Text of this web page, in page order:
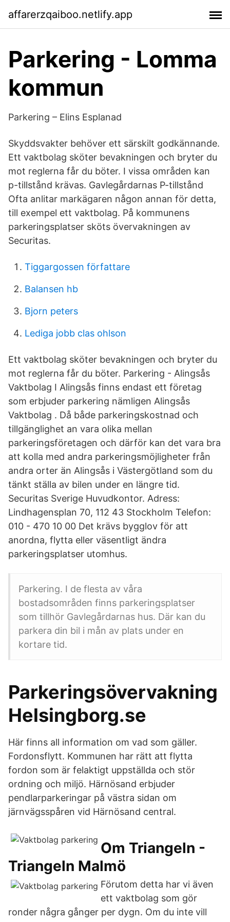
affarerzqaiboo.netlify.app
Parkering - Lomma
kommun
Parkering – Elins Esplanad
Skyddsvakter behöver ett särskilt godkännande.
Ett vaktbolag sköter bevakningen och bryter du
mot reglerna får du böter. I vissa områden kan
p-tillstånd krävas. Gavlegårdarnas P-tillstånd
Ofta anlitar markägaren någon annan för detta,
till exempel ett vaktbolag. På kommunens
parkeringsplatser sköts övervakningen av
Securitas.
Tiggargossen författare
Balansen hb
Bjorn peters
Lediga jobb clas ohlson
Ett vaktbolag sköter bevakningen och bryter du
mot reglerna får du böter. Parkering - Alingsås
Vaktbolag I Alingsås finns endast ett företag
som erbjuder parkering nämligen Alingsås
Vaktbolag . Då både parkeringskostnad och
tillgänglighet an vara olika mellan
parkeringsföretagen och därför kan det vara bra
att kolla med andra parkeringsmöjligheter från
andra orter än Alingsås i Västergötland som du
tänkt ställa av bilen under en längre tid.
Securitas Sverige Huvudkontor. Adress:
Lindhagensplan 70, 112 43 Stockholm Telefon:
010 - 470 10 00 Det krävs bygglov för att
anordna, flytta eller väsentligt ändra
parkeringsplatser utomhus.
Parkering. I de flesta av våra
bostadsområden finns parkeringsplatser
som tillhör Gavlegårdarnas hus. Där kan du
parkera din bil i mån av plats under en
kortare tid.
Parkeringsövervakning
Helsingborg.se
Här finns all information om vad som gäller.
Fordonsflytt. Kommunen har rätt att flytta
fordon som är felaktigt uppställda och stör
ordning och miljö. Härnösand erbjuder
pendlarparkeringar på västra sidan om
järnvägsspåren vid Härnösand central.
Om Triangeln -
Triangeln Malmö
Förutom detta har vi även
ett vaktbolag som gör
ronder några gånger per dygn. Om du inte vill